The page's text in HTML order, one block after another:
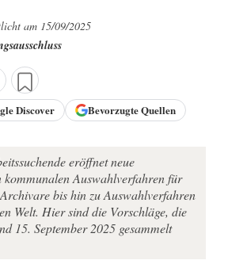
am 15/09/2025
Discover Bevorzugte Quellen
eröffnet neue
kommunalen Auswahlverfahren für
bis hin zu Auswahlverfahren
Welt. Hier sind die Vorschläge, die
15. September 2025 gesammelt